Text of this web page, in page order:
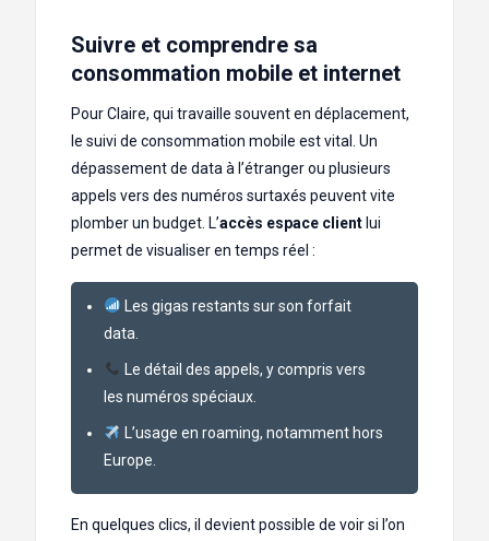
Suivre et comprendre sa
consommation mobile et internet
Pour Claire, qui travaille souvent en déplacement,
le suivi de consommation mobile est vital. Un
dépassement de data à l’étranger ou plusieurs
appels vers des numéros surtaxés peuvent vite
plomber un budget. L’accès espace clientlui
permet de visualiser en temps réel :
Les gigas restants sur son forfait
data.
Le détail des appels, y compris vers
les numéros spéciaux.
L’usage en roaming, notamment hors
Europe.
En quelques clics, il devient possible de voir si l’on